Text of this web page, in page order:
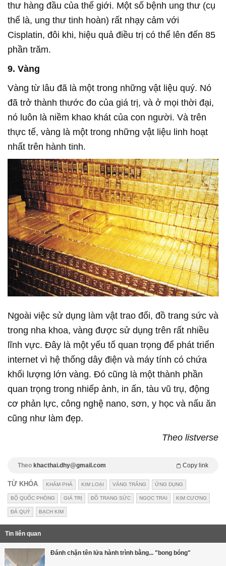
thư hàng đầu của thế giới. Một số bệnh ung thư (cụ
thể là, ung thư tinh hoàn) rất nhạy cảm với
Cisplatin, đôi khi, hiệu quả điều trị có thể lên đến 85
phần trăm.
9. Vàng
Vàng từ lâu đã là một trong những vật liệu quý. Nó
đã trở thành thước đo của giá trị, và ở mọi thời đại,
nó luôn là niềm khao khát của con người. Và trên
thực tế, vàng là một trong những vật liệu linh hoạt
nhất trên hành tinh.
Ngoài việc sử dụng làm vật trao đổi, đồ trang sức và
trong nha khoa, vàng được sử dụng trên rất nhiều
lĩnh vực. Đây là một yếu tố quan trọng để phát triển
internet vì hệ thống dây điện và máy tính có chứa
khối lượng lớn vàng. Đó cũng là một thành phần
quan trọng trong nhiếp ảnh, in ấn, tàu vũ trụ, động
cơ phản lực, công nghệ nano, sơn, y học và nấu ăn
cũng như làm đẹp.
Theo listverse
Theo khacthai.dhy@gmail.com Copy link
TỪ KHÓA KHÁM PHÁ KIM LOẠI VÀNG TRẮNG ỨNG DỤNG
BỘ QUỐC PHÒNG GIÁ TRỊ ĐỒ TRANG SỨC NGỌC TRAI KIM CƯƠNG
ĐÁ QUÝ BẠCH KIM
Tin liên quan
Đánh chặn tên lửa hành trình bằng... "bong bóng"